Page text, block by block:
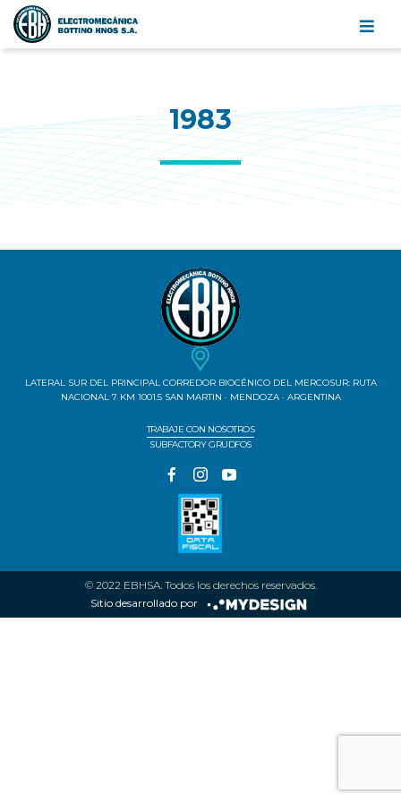
Electromecánica
1983
LATERAL SUR DEL PRINCIPAL CORREDOR BIOCÉNICO DEL MERCOSUR: RUTA
NACIONAL 7 KM 1001.5 SAN MARTIN · MENDOZA · ARGENTINA
TRABAJE CON NOSOTROS
SUBFACTORY GRUDFOS
© 2022 EBHSA. Todos los derechos reservados.
Sitio desarrollado por